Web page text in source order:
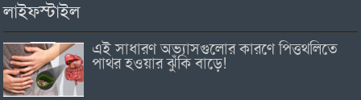
লাইফস্টাইল
এই সাধারণ অভ্যাসগুলোর কারণে পিত্তথলিতে
পাথর হওয়ার ঝুঁকি বাড়ে!